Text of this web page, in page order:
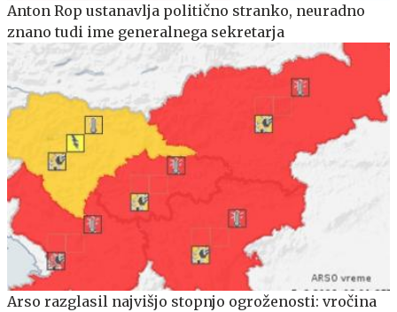
Anton Rop ustanavlja politično stranko, neuradno
znano tudi ime generalnega sekretarja
Arso razglasil najvišjo stopnjo ogroženosti: vročina